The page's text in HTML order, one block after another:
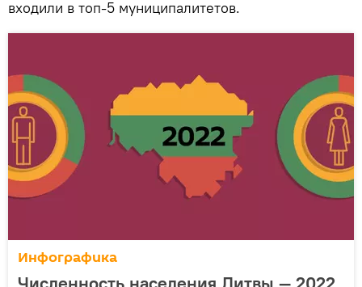
входили в топ-5 муниципалитетов.
Инфографика